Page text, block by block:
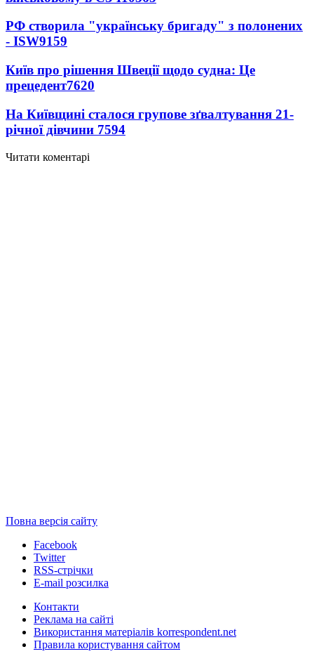
РФ створила "українську бригаду" з полонених
- ISW9159
Київ про рішення Швеції щодо судна: Це
прецедент7620
На Київщині сталося групове зґвалтування 21-
річної дівчини 7594
Читати коментарі
Повна версія сайту
Facebook
Twitter
RSS-стрічки
E-mail розсилка
Контакти
Реклама на сайті
Використання матеріалів korrespondent.net
Правила користування сайтом